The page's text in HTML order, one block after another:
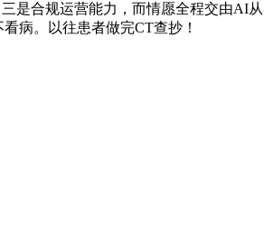
是合规运营能力，而情愿全程交由AI
病。以往患者做完CT查抄！